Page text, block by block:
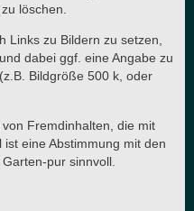
löschen.
Links zu Bildern zu setzen,
dabei ggf. eine Angabe zu
Bildgröße 500 k, oder
Fremdinhalten, die mit
eine Abstimmung mit den
pur sinnvoll.